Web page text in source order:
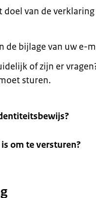
doel van de verklaring
de bijlage van uw e-
of zijn er
sturen.
om te versturen?